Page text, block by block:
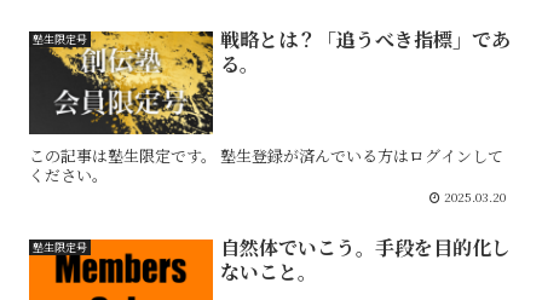
塾生限定号
戦略とは？「追うべき指標」であ
る。
この記事は塾生限定です。 塾生登録が済んでいる方はログインして
ください。
2025.03.20
塾生限定号
自然体でいこう。手段を目的化し
ないこと。